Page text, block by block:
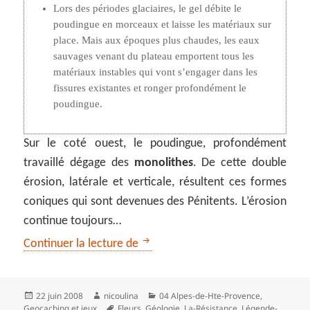
Lors des périodes glaciaires, le gel débite le
poudingue en morceaux et laisse les matériaux sur
place. Mais aux époques plus chaudes, les eaux
sauvages venant du plateau emportent tous les
matériaux instables qui vont s’engager dans les
fissures existantes et ronger profondément le
poudingue.
Sur le coté ouest, le poudingue, profondément
travaillé dégage des monolithes. De cette double
érosion, latérale et verticale, résultent ces formes
coniques qui sont devenues des Pénitents. L’érosion
continue toujours…
Continuer la lecture de Les pénitents des Mées
Publié
le
22 juin 2008 Auteur
nicoulina Catégories
04 Alpes-de-Hte-Provence,
Mots-